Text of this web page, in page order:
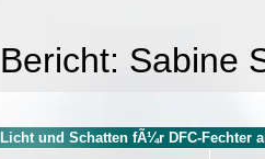
Bericht: Sabine
Licht und Schatten fÃ¼r DFC-Fechter